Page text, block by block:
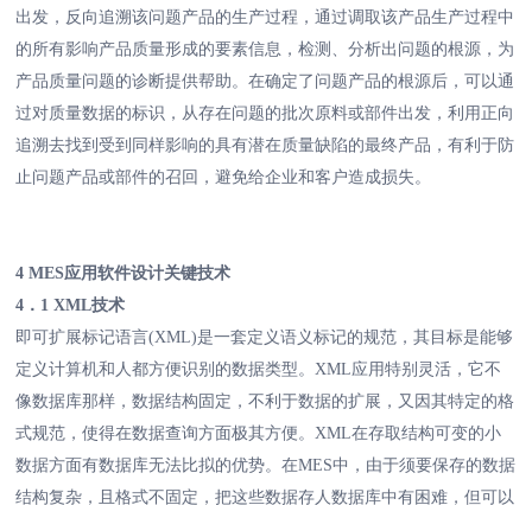
出发，反向追溯该问题产品的生产过程，通过调取该产品生产过程中
的所有影响产品质量形成的要素信息，检测、分析出问题的根源，为
产品质量问题的诊断提供帮助。在确定了问题产品的根源后，可以通
过对质量数据的标识，从存在问题的批次原料或部件出发，利用正向
追溯去找到受到同样影响的具有潜在质量缺陷的最终产品，有利于防
止问题产品或部件的召回，避免给企业和客户造成损失。
4MES应用软件设计关键技术
4．1XML技术
即可扩展标记语言(XML)是一套定义语义标记的规范，其目标是能够
定义计算机和人都方便识别的数据类型。XML应用特别灵活，它不
像数据库那样，数据结构固定，不利于数据的扩展，又因其特定的格
式规范，使得在数据查询方面极其方便。XML在存取结构可变的小
数据方面有数据库无法比拟的优势。在MES中，由于须要保存的数据
结构复杂，且格式不固定，把这些数据存人数据库中有困难，但可以